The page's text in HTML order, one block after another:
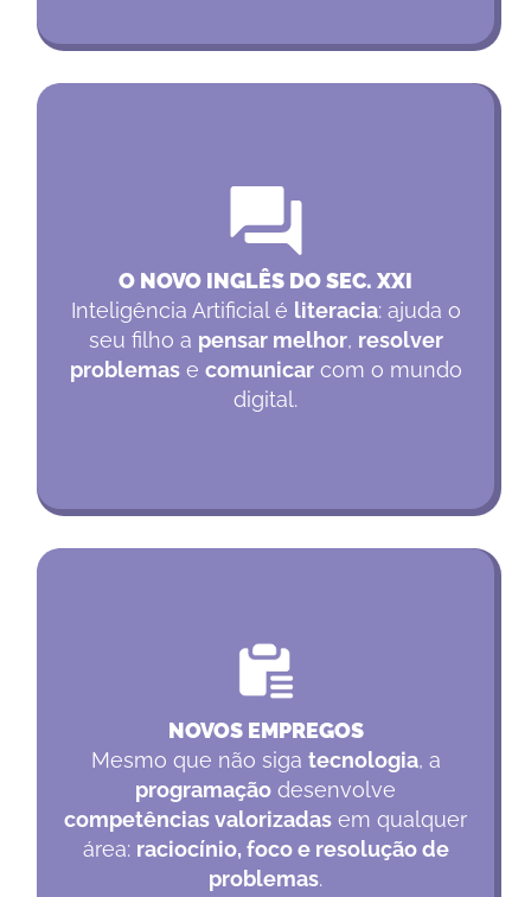
O NOVO INGLÊS DO SEC. XXI
Inteligência Artificial é literacia: ajuda o
seu filho a pensar melhor, resolver
problemase comunicarcom o mundo
digital.
NOVOS EMPREGOS
Mesmo que não siga tecnologia, a
programação desenvolve
competências valorizadas em qualquer
área: raciocínio, foco e resolução de
problemas.